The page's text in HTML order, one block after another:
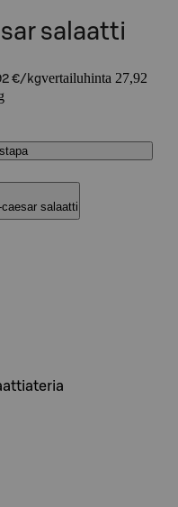
salaatti
€/kgvertailuhinta 27,92
salaatti